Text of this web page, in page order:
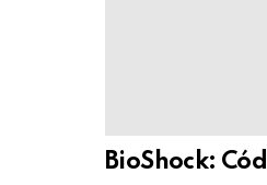
BioShock: